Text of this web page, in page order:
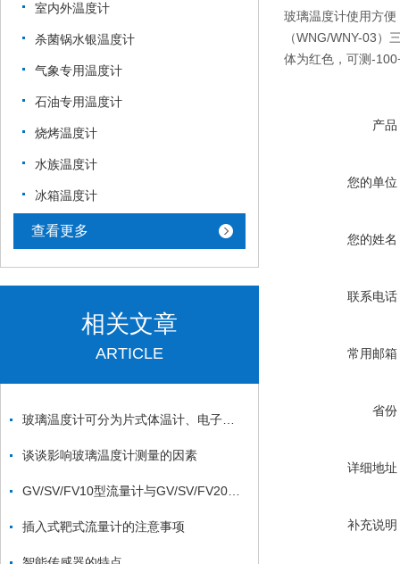
室内外温度计
杀菌锅水银温度计
气象专用温度计
石油专用温度计
烧烤温度计
水族温度计
冰箱温度计
查看更多
相关文章
ARTICLE
谈谈影响玻璃温度计测量的因素
插入式靶式流量计的注意事项
玻璃温度计使用方
（WNG/WNY-03
体为红色，可测-
产品
您的单位
您的姓名
联系电话
常用邮箱
省份
详细地址
补充说明